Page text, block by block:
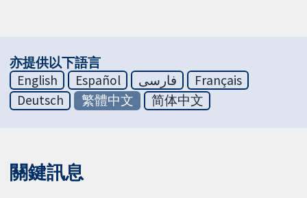
亦提供以下語言
English
Español فارسی
Français
Deutsch
繁體中文 简体中文
關鍵訊息